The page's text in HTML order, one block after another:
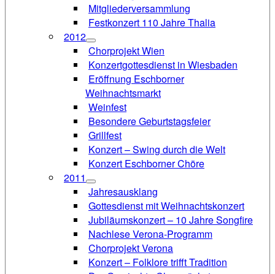
Mitgliederversammlung
Festkonzert 110 Jahre Thalia
2012
Chorprojekt Wien
Konzertgottesdienst in Wiesbaden
Eröffnung Eschborner
Weihnachtsmarkt
Weinfest
Besondere Geburtstagsfeier
Grillfest
Konzert – Swing durch die Welt
Konzert Eschborner Chöre
2011
Jahresausklang
Gottesdienst mit Weihnachtskonzert
Jubiläumskonzert – 10 Jahre Songfire
Nachlese Verona-Programm
Chorprojekt Verona
Konzert – Folklore trifft Tradition